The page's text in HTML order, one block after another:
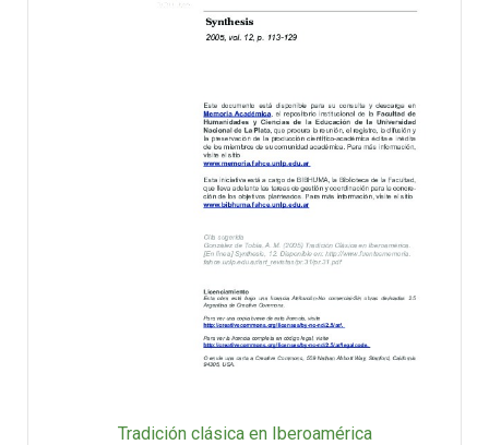
Tradición clásica en Iberoamérica